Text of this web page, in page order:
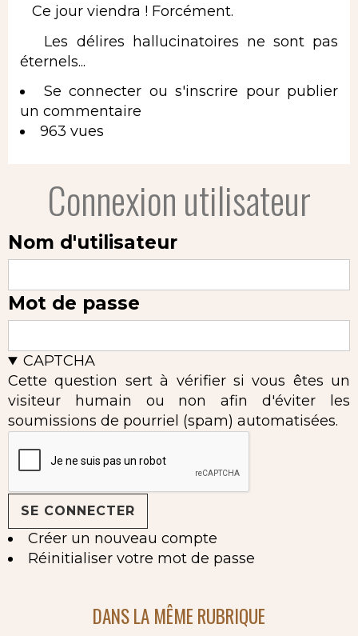
Ce jour viendra ! Forcément.
Les délires hallucinatoires ne sont pas
éternels...
Se connecter ou s'inscrire pour publier
un commentaire
963 vues
Connexion utilisateur
Nom d'utilisateur
Mot de passe
CAPTCHA
Cette question sert à vérifier si vous êtes un
visiteur humain ou non afin d'éviter les
soumissions de pourriel (spam) automatisées.
Créer un nouveau compte
Réinitialiser votre mot de passe
DANS LA MÊME RUBRIQUE